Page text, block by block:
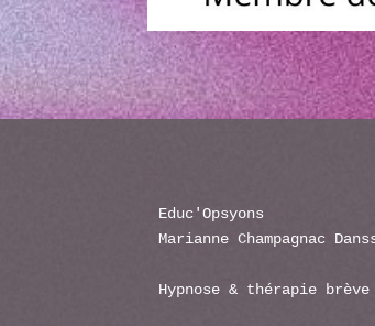
Educ'Opsyons
Marianne Champagnac
Hypnose & thérapie brève